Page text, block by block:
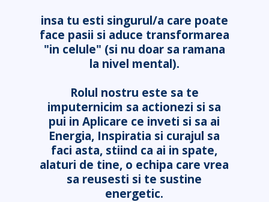
insa tu esti singurul/a care poate
face pasii si aduce transformarea
"in celule" (si nu doar sa ramana
la nivel mental).
Rolul nostru este sa te
imputernicim sa actionezi si sa
pui in Aplicare ce inveti si sa ai
Energia, Inspiratia si curajul sa
faci asta, stiind ca ai in spate,
alaturi de tine, o echipa care vrea
sa reusesti si te sustine
energetic.